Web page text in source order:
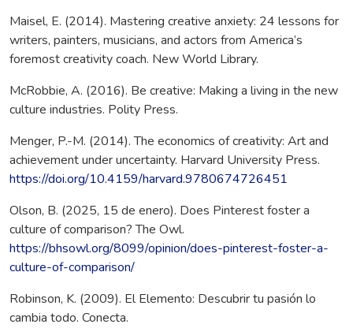
Maisel, E. (2014). Mastering creative anxiety: 24 lessons for
writers, painters, musicians, and actors from America’s
foremost creativity coach. New World Library.
McRobbie, A. (2016). Be creative: Making a living in the new
culture industries. Polity Press.
Menger, P.-M. (2014). The economics of creativity: Art and
achievement under uncertainty. Harvard University Press.
https://doi.org/10.4159/harvard.9780674726451
Olson, B. (2025, 15 de enero). Does Pinterest foster a
culture of comparison? The Owl.
https://bhsowl.org/8099/opinion/does-pinterest-foster-a-
culture-of-comparison/
Robinson, K. (2009). El Elemento: Descubrir tu pasión lo
cambia todo. Conecta.